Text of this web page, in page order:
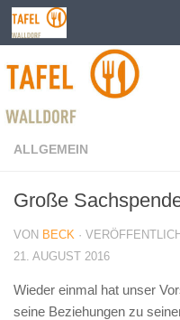
Zum Inhalt springen
ALLGEMEIN
Große
VON BECK ·
21. AUGUST 2016
Wieder einmal hat unser
seine Beziehungen zu